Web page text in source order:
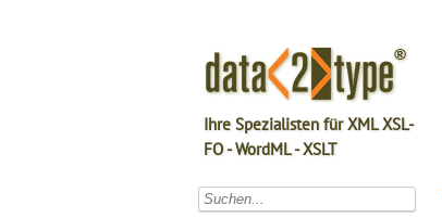
Ihre Spezialisten für XML XSL-
FO - WordML - XSLT